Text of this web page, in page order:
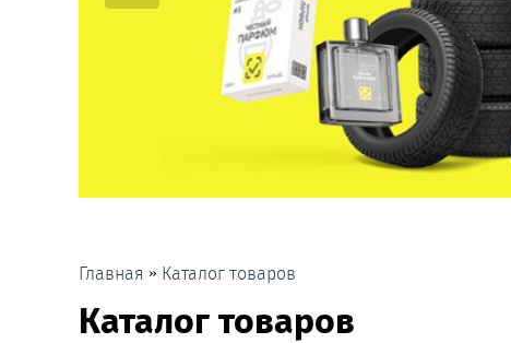
Главная » Каталог товаров
Каталог товаров